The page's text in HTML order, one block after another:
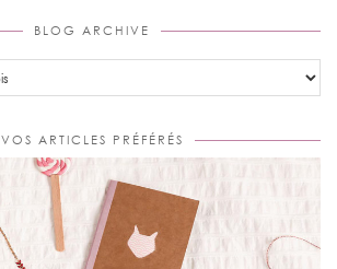
BLOG ARCHIVE
VOS ARTICLES PRÉFÉRÉS